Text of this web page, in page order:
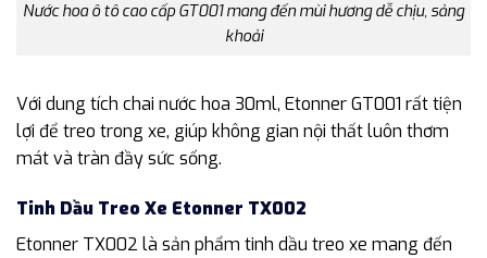
Nước hoa ô tô cao cấp GT001 mang đến mùi hương dễ chịu, sảng
khoải
Với dung tích chai nước hoa 30ml, Etonner GT001 rất tiện
lợi để treo trong xe, giúp không gian nội thất luôn thơm
mát và tràn đầy sức sống.
Tinh Dầu Treo Xe Etonner TX002
Etonner TX002 là sản phẩm tinh dầu treo xe mang đến